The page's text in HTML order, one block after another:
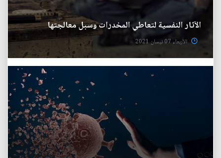
الآثار النفسية لتعاطي المخدرات وسبل معالجتها
الأربعاء 07 نيسان 2021